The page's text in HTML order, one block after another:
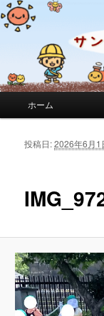
サンフ
サンフィール保育
メインコンテン
サブコンテンツ
ホーム
画像ナビゲーショ
投稿日:2026年6月1